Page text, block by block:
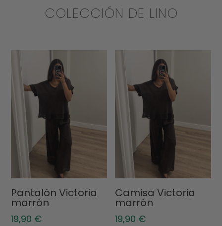
COLECCIÓN DE LINO
Pantalón Victoria
marrón
19,90 €
Camisa Victoria
marrón
19,90 €